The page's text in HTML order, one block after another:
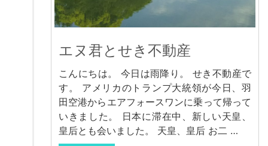
エヌ君とせき不動産
こんにちは。 今日は雨降り。 せき不動産で
す。 アメリカのトランプ大統領が今日、羽
田空港からエアフォースワンに乗って帰って
いきました。 日本に滞在中、新しい天皇、
皇后とも会いました。 天皇、皇后 お二 …